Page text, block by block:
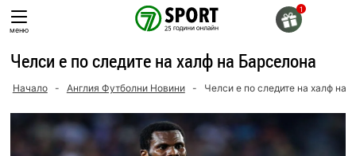
Skip
toменю
Челси е по следите на халф на Барселона
Начало - Англия Футболни Новини - Челси е по следите на халф на